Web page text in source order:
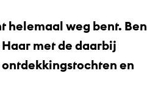
helemaal weg bent. Ben
met de daarbij
en